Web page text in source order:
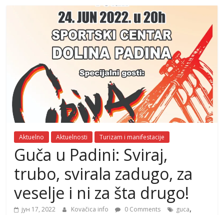
Aktuelno Aktuelnosti Turizam i manifestacije
Guča u Padini: Sviraj,
trubo, svirala zadugo, za
veselje i ni za šta drugo!
јун 17, 2022 Kovačica info 0 Comments guca,